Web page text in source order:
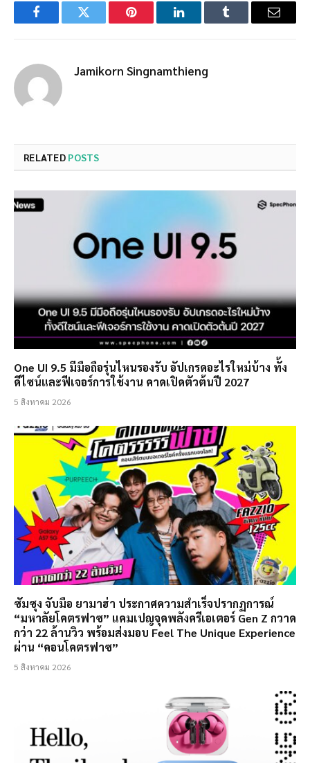
FacebookTwitter Pinterest LinkedInTumblr Email
Jamikorn Singnamthieng
RELATED POSTS
One UI 9.5 มีมือถือรุ่นไหนรองรับ อัปเกรดอะไรใหม่บ้าง ทั้ง
ดีไซน์และฟีเจอร์การใช้งาน คาดเปิดตัวต้นปี 2027
5 สิงหาคม 2026
ซัมซุง จับมือ ยามาฮ่า ประกาศความสำเร็จปรากฏการณ์
“มหาลัยโคตรฟาซ” แคมเปญจุดพลังครีเอเตอร์ Gen Z กวาด
กว่า 22 ล้านวิว พร้อมส่งมอบ Feel The Unique Experience
ผ่าน “คอนโคตรฟาซ”
5 สิงหาคม 2026